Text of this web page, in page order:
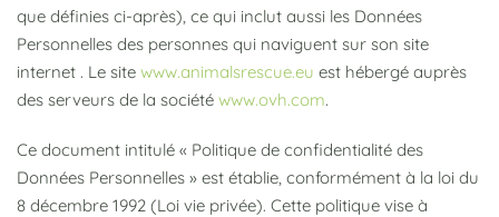
que définies ci-après), ce qui inclut aussi les Données
Personnelles des personnes qui naviguent sur son site
internet . Le site www.animalsrescue.eu est hébergé auprès
des serveurs de la société www.ovh.com.
Ce document intitulé « Politique de confidentialité des
Données Personnelles » est établie, conformément à la loi du
8 décembre 1992 (Loi vie privée). Cette politique vise à